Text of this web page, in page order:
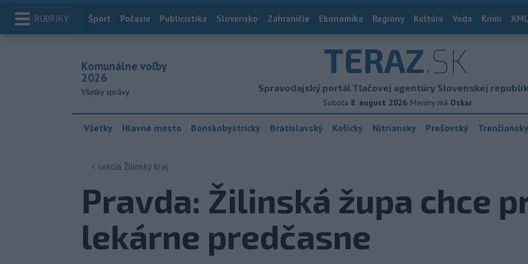
RUBRIKY Index
Šport Počasie Publicistika Slovensko Zahraničie Ekonomika Regióny Kultúra Veda Krimi
TERAZ.SK
Spravodajský portál Tlačovej agentúry Slovenskej
Sobota 8. august 2026 Meniny má Oskar
Komunálne voľby
2026
Všetky správy
Všetky Hlavné mesto Banskobystrický Bratislavský Košický Nitriansky Prešovský Trenčiansky
< sekcia Žilinský kraj
Pravda: Žilinská župa chce
lekárne predčasne